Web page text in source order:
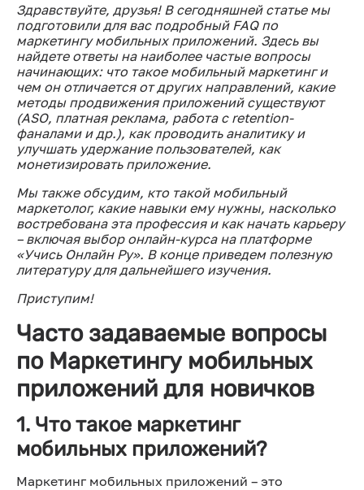
Здравствуйте, друзья! В сегодняшней статье мы
подготовили для вас подробный FAQ по
маркетингу мобильных приложений. Здесь вы
найдете ответы на наиболее частые вопросы
начинающих: что такое мобильный маркетинг и
чем он отличается от других направлений, какие
методы продвижения приложений существуют
(ASO, платная реклама, работа с retention-
фаналами и др.), как проводить аналитику и
улучшать удержание пользователей, как
монетизировать приложение.
Мы также обсудим, кто такой мобильный
маркетолог, какие навыки ему нужны, насколько
востребована эта профессия и как начать карьеру
– включая выбор онлайн-курса на платформе
«Учись Онлайн Ру». В конце приведем полезную
литературу для дальнейшего изучения.
Приступим!
Часто задаваемые вопросы
по Маркетингу мобильных
приложений для новичков
1. Что такое маркетинг
мобильных приложений?
Маркетинг мобильных приложений – это